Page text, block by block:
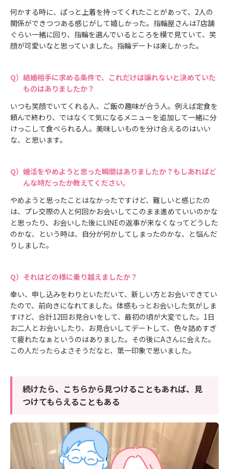
何かする時に、ぱっと上着を持ってくれたことがあって、2人の
関係ができつつある感じがして嬉しかった。指輪屋さんは7店舗
ぐらい一緒に回り、指輪を選んでいるところを横で見ていて、笑
顔が可愛いなと思っていました。指輪デートは楽しかった。
結婚相手に求める条件で、これだけは譲れないと決めていた
ものはありましたか？
いつも笑顔でいてくれる人、ご飯の趣味が合う人。例えば定食を
頼んで終わり、ではなくて気になるメニューを追加して一緒に分
けっこして食べられる人。美味しいものを分け合えるのはいい
な、と思います。
婚活をやめようと思った瞬間はありましたか？もしあればど
んな時だったか教えてください。
やめようと思ったことはなかったですけど、難しいと感じたの
は、プレ交際の人と何回かお会いしてこのまま進めていいのかな
と思ったり、お会いした後にLINEの返事が来なくなってどうした
のかな、という時は、自分が何かしてしまったのかな、と悩んだ
りしました。
それはどの様に乗り越えましたか？
幸い、申し込みをわりといただいて、新しい方とお会いできてい
たので、前向きになれてました。体感もっとお会いした気がしま
すけど、合計12回お見合いをして、最初の頃が大変でした。1日
お二人とお会いしたり、お見合いしてデートして、色々詰めすぎ
て疲れたなぁというのはありました。その後にAさんに会えた。
この人だったらよさそうだなと、第一印象で思いました。
続けたら、こちらから見つけることもあれば、見
つけてもらえることもある